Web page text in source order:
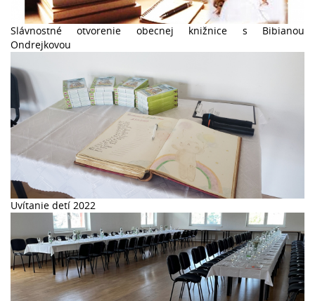
Slávnostné otvorenie obecnej knižnice s Bibianou
Ondrejkovou
Uvítanie detí 2022